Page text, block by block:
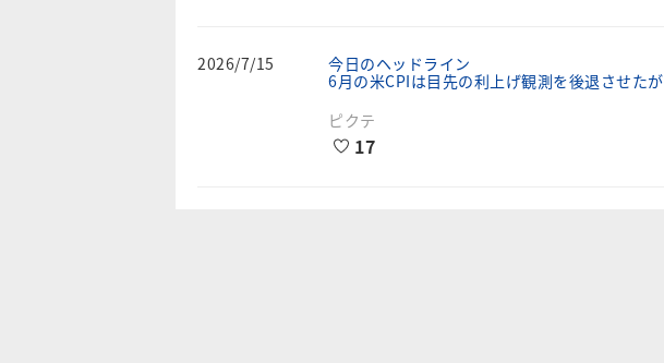
2026/7/15
今日のヘッドライン
6月の米CPIは目先の利上げ観測を後退させたが
ピクテ
17